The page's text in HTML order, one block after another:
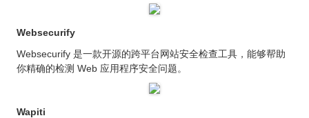
Websecurify
Websecurify 是一款开源的跨平台网站安全检查工具，能够帮助
你精确的检测 Web 应用程序安全问题。
Wapiti